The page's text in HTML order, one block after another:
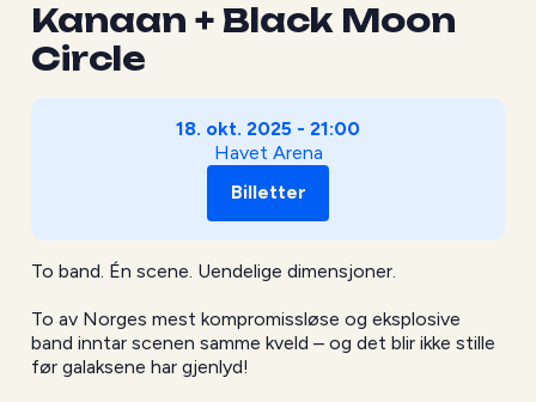
Kanaan + Black Moon
Circle
18. okt. 2025 - 21:00
Havet Arena
Billetter
To band. Én scene. Uendelige dimensjoner.
To av Norges mest kompromissløse og eksplosive
band inntar scenen samme kveld – og det blir ikke stille
før galaksene har gjenlyd!